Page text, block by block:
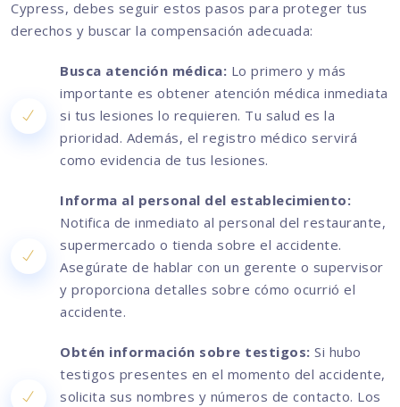
Cypress, debes seguir estos pasos para proteger tus
derechos y buscar la compensación adecuada:
Busca atención médica: Lo primero y más
importante es obtener atención médica inmediata
si tus lesiones lo requieren. Tu salud es la
prioridad. Además, el registro médico servirá
como evidencia de tus lesiones.
Informa al personal del establecimiento:
Notifica de inmediato al personal del restaurante,
supermercado o tienda sobre el accidente.
Asegúrate de hablar con un gerente o supervisor
y proporciona detalles sobre cómo ocurrió el
accidente.
Obtén información sobre testigos: Si hubo
testigos presentes en el momento del accidente,
solicita sus nombres y números de contacto. Los